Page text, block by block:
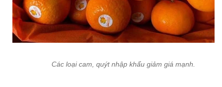
Các loại cam, quýt nhập khẩu giảm giá mạnh.